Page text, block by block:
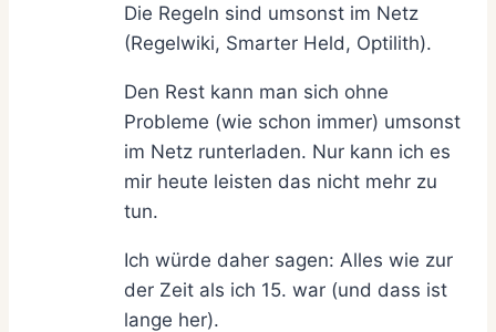
Die Regeln sind umsonst im Netz
(Regelwiki, Smarter Held, Optilith).
Den Rest kann man sich ohne
Probleme (wie schon immer) umsonst
im Netz runterladen. Nur kann ich es
mir heute leisten das nicht mehr zu
tun.
Ich würde daher sagen: Alles wie zur
der Zeit als ich 15. war (und dass ist
lange her).